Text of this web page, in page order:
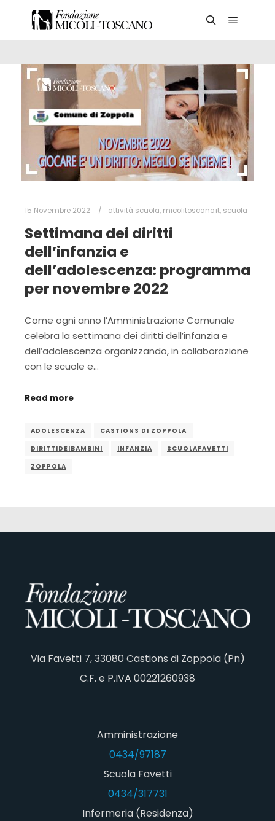
15 Novembre 2022 attività scuola, micolitoscano.it, scuola
Settimana dei diritti
dell’infanzia e
dell’adolescenza: programma
per novembre 2022
Come ogni anno l’Amministrazione Comunale
celebra la settimana dei diritti dell’infanzia e
dell’adolescenza organizzando, in collaborazione
con le scuole e…
Read more
ADOLESCENZA
CASTIONS DI ZOPPOLA
DIRITTIDEIBAMBINI
INFANZIA
SCUOLAFAVETTI
ZOPPOLA
Via Favetti 7, 33080 Castions di Zoppola (Pn)
C.F. e P.IVA 00221260938
Amministrazione
0434/97187
Scuola Favetti
0434/317731
Infermeria (Residenza)